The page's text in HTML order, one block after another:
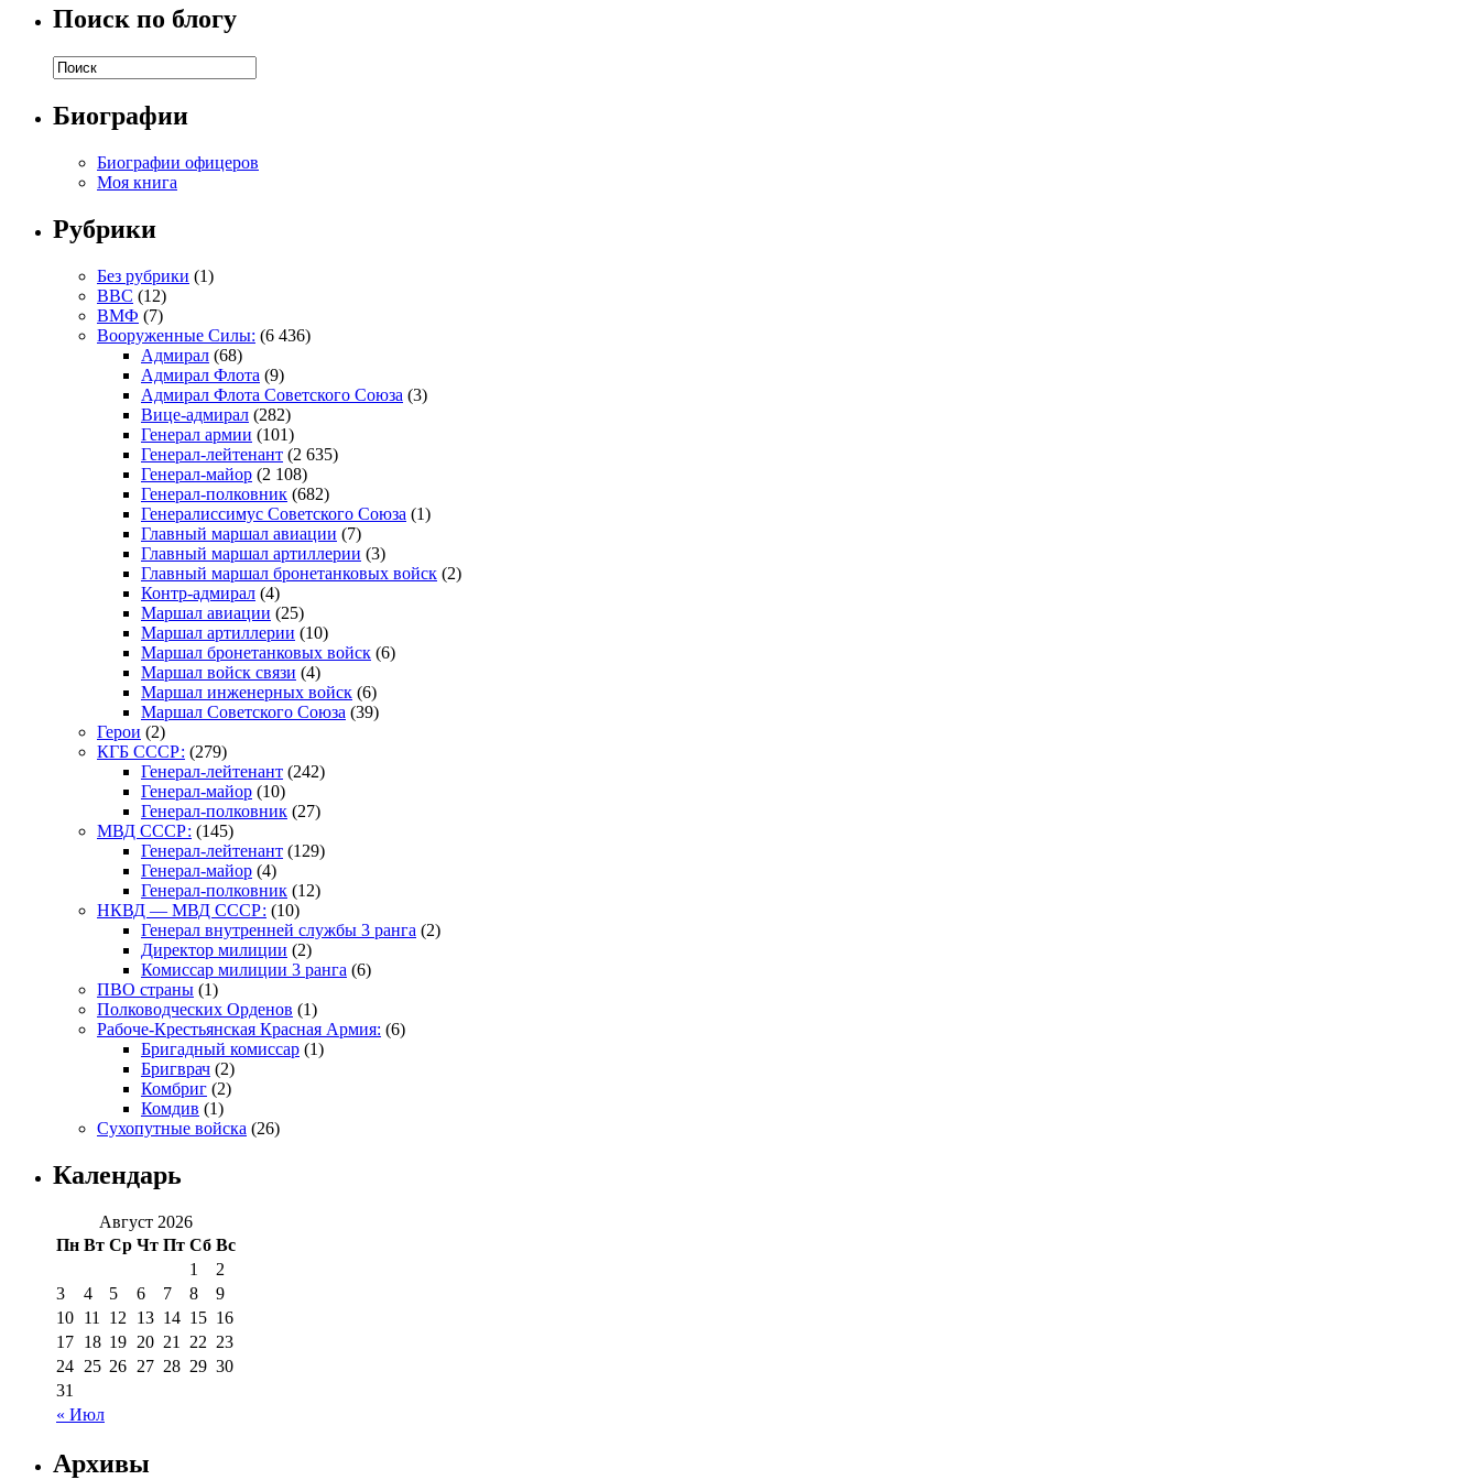
Поиск по блогу
Биографии
Биографии офицеров
Моя книга
Рубрики
Без рубрики (1)
ВВС (12)
ВМФ (7)
Вооруженные Силы: (6 436)
Адмирал (68)
Адмирал Флота (9)
Адмирал Флота Советского Союза (3)
Вице-адмирал (282)
Генерал армии (101)
Генерал-лейтенант (2 635)
Генерал-майор (2 108)
Генерал-полковник (682)
Генералиссимус Советского Союза (1)
Главный маршал авиации (7)
Главный маршал артиллерии (3)
Главный маршал бронетанковых войск (2)
Контр-адмирал (4)
Маршал авиации (25)
Маршал артиллерии (10)
Маршал бронетанковых войск (6)
Маршал войск связи (4)
Маршал инженерных войск (6)
Маршал Советского Союза (39)
Герои (2)
КГБ СССР: (279)
Генерал-лейтенант (242)
Генерал-майор (10)
Генерал-полковник (27)
МВД СССР: (145)
Генерал-лейтенант (129)
Генерал-майор (4)
Генерал-полковник (12)
НКВД — МВД СССР: (10)
Генерал внутренней службы 3 ранга (2)
Директор милиции (2)
Комиссар милиции 3 ранга (6)
ПВО страны (1)
Полководческих Орденов (1)
Рабоче-Крестьянская Красная Армия: (6)
Бригадный комиссар (1)
Бригврач (2)
Комбриг (2)
Комдив (1)
Сухопутные войска (26)
Календарь
Август 2026
Пн Вт Ср Чт Пт Сб Вс
« Июл
1
2
3
4 5 6 7 8
9
10 11 12 13 14 15 16
17 18 19 20 21 22 23
24 25 26 27 28 29 30
31
Архивы